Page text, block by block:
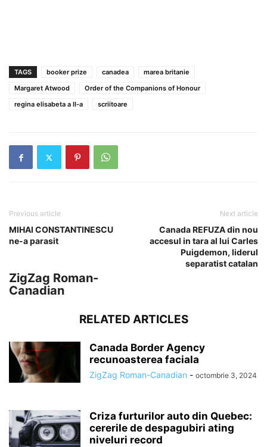
TAGS booker prize canadea
marea britanie
Margaret Atwood
Order of the Companions of Honour
regina elisabeta a II-a
scriitoare
Previous article
MIHAI CONSTANTINESCU
ne-a parasit
Next article
Canada REFUZA din nou
accesul in tara al lui Carles
Puigdemon, liderul
separatist catalan
ZigZag Roman-
Canadian
RELATED ARTICLES
Canada Border Agency
recunoasterea faciala
ZigZag Roman-Canadian - octombrie 3, 2024
Criza furturilor auto din Quebec:
cererile de despagubiri ating
niveluri record